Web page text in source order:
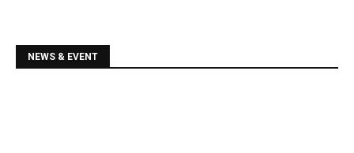
NEWS & EVENT